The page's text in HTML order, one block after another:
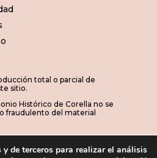
total o parcial de
sitio.
Histórico de Corella no se
fraudulento del material
de terceros para realizar el análisis